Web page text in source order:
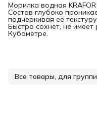
Морилка водная
Состав глубоко
подчеркивая её
Быстро сохнет, не имеет
Кубометре.
Все товары, для